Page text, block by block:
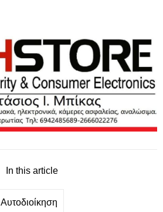
In this article
Αυτοδιοίκηση